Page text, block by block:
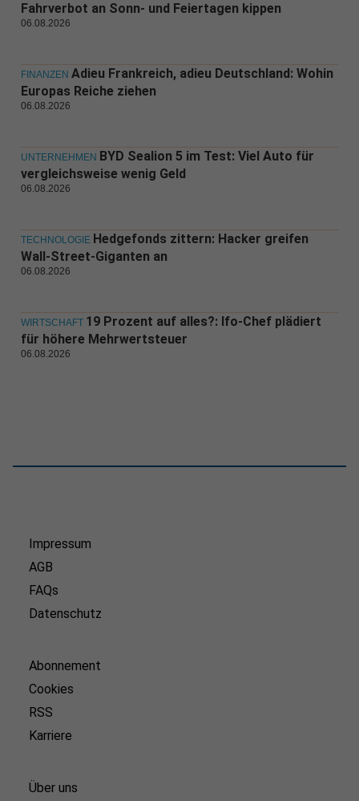
Fahrverbot an Sonn- und Feiertagen kippen
06.08.2026
FINANZEN Adieu Frankreich, adieu Deutschland: Wohin
Europas Reiche ziehen
06.08.2026
UNTERNEHMEN BYD Sealion 5 im Test: Viel Auto für
vergleichsweise wenig Geld
06.08.2026
TECHNOLOGIE Hedgefonds zittern: Hacker greifen
Wall-Street-Giganten an
06.08.2026
WIRTSCHAFT 19 Prozent auf alles?: Ifo-Chef plädiert
für höhere Mehrwertsteuer
06.08.2026
Impressum
AGB
FAQs
Datenschutz
Abonnement
Cookies
RSS
Karriere
Über uns